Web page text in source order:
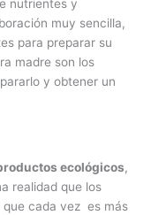
nutrientes y
muy sencilla,
para preparar su
madre son los
y obtener un
ecológicos,
realidad que los
que cada vez es más